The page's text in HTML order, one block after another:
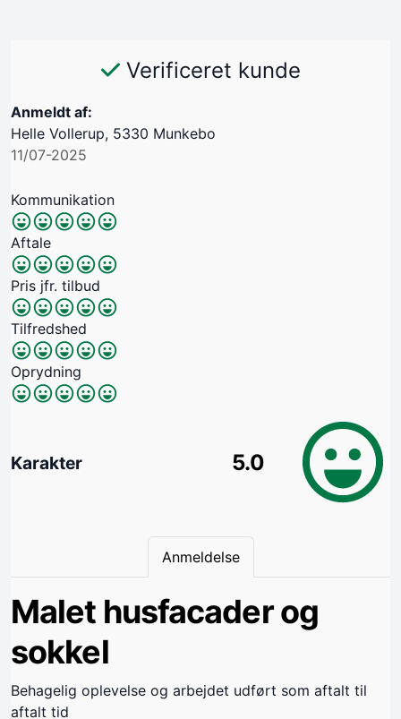
Verificeret kunde
Anmeldt af:
Helle Vollerup, 5330 Munkebo
11/07-2025
Kommunikation
Aftale
Pris jfr. tilbud
Tilfredshed
Oprydning
Karakter 5.0
Anmeldelse
Malet husfacader og
sokkel
Behagelig oplevelse og arbejdet udført som aftalt til
aftalt tid